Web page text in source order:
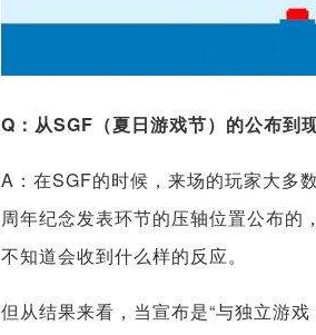
Q ：从SGF （夏日游戏节）的公布
A：在SGF的时候，来场的玩家大多
周年纪念发表环节的压轴位置公布的
不知道会收到什么样的反应。
但从结果来看，当宣布是“与独立游